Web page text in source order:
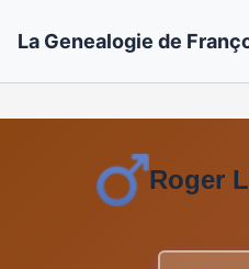
La Genealogie de
Roger